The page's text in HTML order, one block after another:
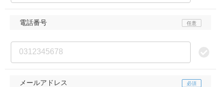
電話番号
メールアドレス